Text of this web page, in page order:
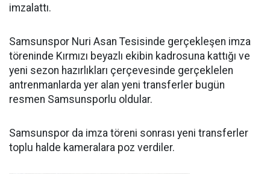
imzalattı.
Samsunspor Nuri Asan Tesisinde gerçekleşen imza
töreninde Kırmızı beyazlı ekibin kadrosuna kattığı ve
yeni sezon hazırlıkları çerçevesinde gerçeklelen
antrenmanlarda yer alan yeni transferler bugün
resmen Samsunsporlu oldular.
Samsunspor da imza töreni sonrası yeni transferler
toplu halde kameralara poz verdiler.